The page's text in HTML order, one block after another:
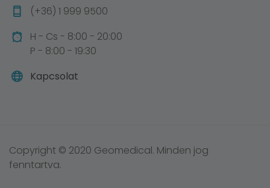
(+36) 1 999 9500
H - Cs - 8:00 - 20:00
P - 8:00 - 19:30
Kapcsolat
Copyright © 2020 Geomedical. Minden jog
fenntartva.